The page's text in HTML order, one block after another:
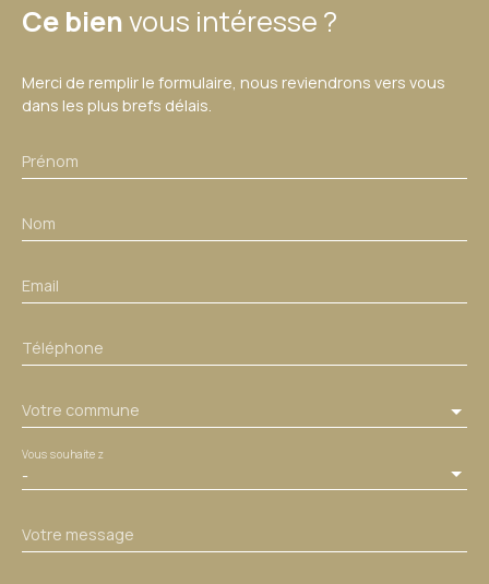
Ce bienvous intéresse ?
Merci de remplir le formulaire, nous reviendrons vers vous
dans les plus brefs délais.
Prénom
Nom
Email
Téléphone
Votre commune
-
Vous souhaitez
Votre message